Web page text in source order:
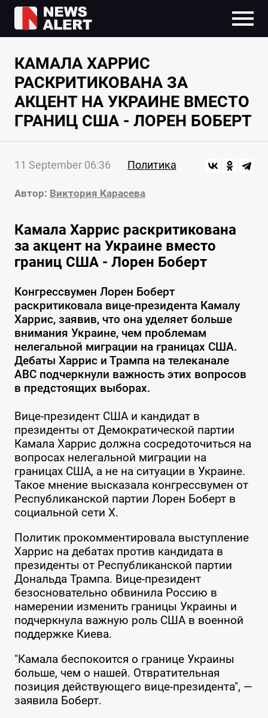
КАМАЛА ХАРРИС
РАСКРИТИКОВАНА ЗА
АКЦЕНТ НА УКРАИНЕ ВМЕСТО
ГРАНИЦ США - ЛОРЕН БОБЕРТ
11 September 06:36 Политика
Автор: Виктория Карасева
Камала Харрис раскритикована
за акцент на Украине вместо
границ США - Лорен Боберт
Конгрессвумен Лорен Боберт
раскритиковала вице-президента Камалу
Харрис, заявив, что она уделяет больше
внимания Украине, чем проблемам
нелегальной миграции на границах США.
Дебаты Харрис и Трампа на телеканале
ABC подчеркнули важность этих вопросов
в предстоящих выборах.
Вице-президент США и кандидат в
президенты от Демократической партии
Камала Харрис должна сосредоточиться на
вопросах нелегальной миграции на
границах США, а не на ситуации в Украине.
Такое мнение высказала конгрессвумен от
Республиканской партии Лорен Боберт в
социальной сети X.
Политик прокомментировала выступление
Харрис на дебатах против кандидата в
президенты от Республиканской партии
Дональда Трампа. Вице-президент
безосновательно обвинила Россию в
намерении изменить границы Украины и
подчеркнула важную роль США в военной
поддержке Киева.
"Камала беспокоится о границе Украины
больше, чем о нашей. Отвратительная
позиция действующего вице-президента", —
заявила Боберт.